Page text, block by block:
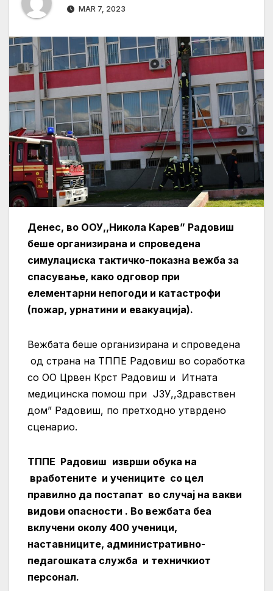
MAR 7, 2023
Денес, во ООУ,,Никола Карев” Радовиш
беше организирана и спроведена
симулациска тактичко-показна вежба за
спасување, како одговор при
елементарни непогоди и катастрофи
(пожар, урнатини и евакуација).
Вежбата беше организирана и спроведена
од страна на ТППЕ Радовиш во соработка
со ОО Црвен Крст Радовиш и Итната
медицинска помош при ЈЗУ,,Здравствен
дом” Радовиш, по претходно утврдено
сценарио.
ТППЕ Радовиш изврши обука на
вработените и учениците со цел
правилно да постапат во случај на вакви
видови опасности . Во вежбата беа
вклучени околу 400 ученици,
наставниците, административно-
педагошката служба и техничкиот
персонал.